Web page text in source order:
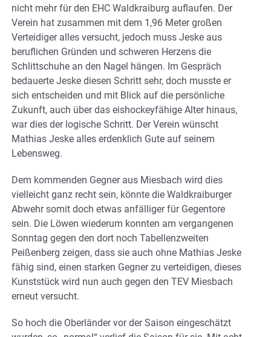
nicht mehr für den EHC Waldkraiburg auflaufen. Der
Verein hat zusammen mit dem 1,96 Meter großen
Verteidiger alles versucht, jedoch muss Jeske aus
beruflichen Gründen und schweren Herzens die
Schlittschuhe an den Nagel hängen. Im Gespräch
bedauerte Jeske diesen Schritt sehr, doch musste er
sich entscheiden und mit Blick auf die persönliche
Zukunft, auch über das eishockeyfähige Alter hinaus,
war dies der logische Schritt. Der Verein wünscht
Mathias Jeske alles erdenklich Gute auf seinem
Lebensweg.
Dem kommenden Gegner aus Miesbach wird dies
vielleicht ganz recht sein, könnte die Waldkraiburger
Abwehr somit doch etwas anfälliger für Gegentore
sein. Die Löwen wiederum konnten am vergangenen
Sonntag gegen den dort noch Tabellenzweiten
Peißenberg zeigen, dass sie auch ohne Mathias Jeske
fähig sind, einen starken Gegner zu verteidigen, dieses
Kunststück wird nun auch gegen den TEV Miesbach
erneut versucht.
So hoch die Oberländer vor der Saison eingeschätzt